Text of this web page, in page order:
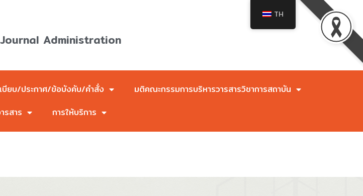
Administration
บียบ/ประกาศ/ข้อบังคับ/คำสั่ง
มติคณะกรรมการบริหารวารสารวิชาการสถาบัน
รสาร
การให้บริการ
TH